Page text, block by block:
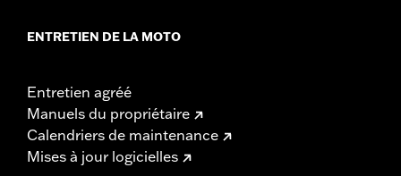
ENTRETIEN DE LA MOTO
Entretien agréé
Manuels du propriétaire
Calendriers de maintenance
Mises à jour logicielles